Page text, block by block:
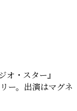
の
4K
・スター』
ー。出演はマグネ